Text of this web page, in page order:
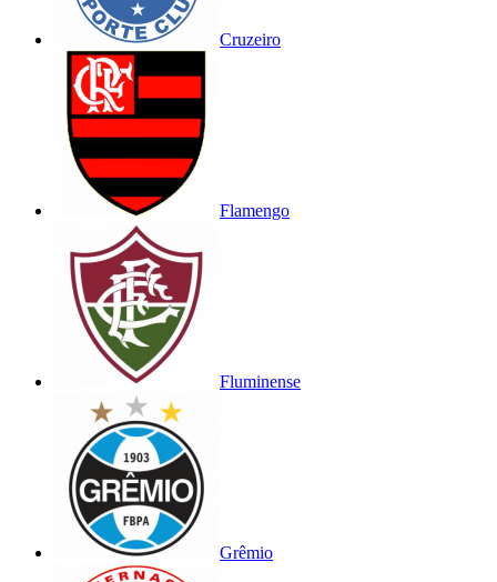
Cruzeiro
Flamengo
Fluminense
Grêmio